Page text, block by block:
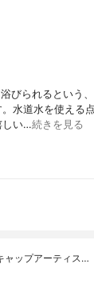
びられるという
水道水を使える
しい…続きを見る
ャップアーティス…